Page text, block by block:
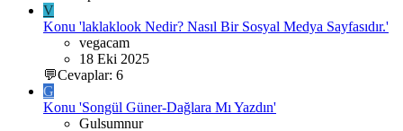
V
Konu 'laklaklook Nedir? Nasıl Bir Sosyal Medya Sayfasıdır.'
vegacam
18 Eki 2025
💬Cevaplar: 6
G
Konu 'Songül Güner-Dağlara Mı Yazdın'
Gulsumnur